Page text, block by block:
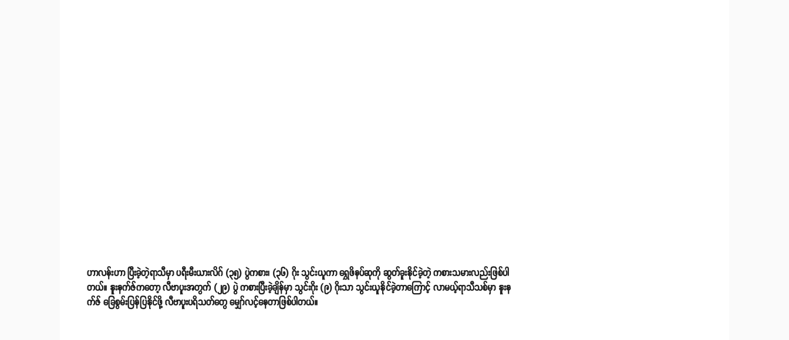
ဟာလန်းဟာ ပြီးခဲ့တဲ့ရာသီမှာ ပရီးမီးယားလိဂ် (၃၅) ပွဲကစား၊ (၃၆) ဂိုး သွင်းယူကာ ရွှေဖိနပ်ဆုကို ဆွတ်ခူးနိုင်ခဲ့တဲ့ ကစားသမားလည်းဖြစ်ပါ
တယ်။ နူးနက်ဇ်ကတော့ လီဗာပူးအတွက် (၂၉) ပွဲ ကစားပြီးခဲ့ချိန်မှာ သွင်းဂိုး (၉) ဂိုးသာ သွင်းယူနိုင်ခဲ့တာကြောင့် လာမယ့်ရာသီသစ်မှာ နူးန
က်ဇ် ခြေစွမ်းပြန်ပြနိုင်ဖို့ လီဗာပူးပရိသတ်တွေ မျှော်လင့်နေတာဖြစ်ပါတယ်။